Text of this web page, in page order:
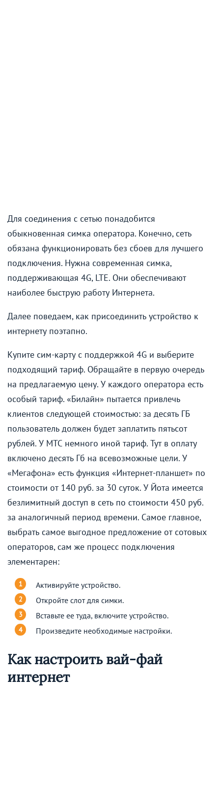
Для соединения с сетью понадобится
обыкновенная симка оператора. Конечно, сеть
обязана функционировать без сбоев для лучшего
подключения. Нужна современная симка,
поддерживающая 4G, LTE. Они обеспечивают
наиболее быструю работу Интернета.
Далее поведаем, как присоединить устройство к
интернету поэтапно.
Купите сим-карту с поддержкой 4G и выберите
подходящий тариф. Обращайте в первую очередь
на предлагаемую цену. У каждого оператора есть
особый тариф. «Билайн» пытается привлечь
клиентов следующей стоимостью: за десять ГБ
пользователь должен будет заплатить пятьсот
рублей. У МТС немного иной тариф. Тут в оплату
включено десять Гб на всевозможные цели. У
«Мегафона» есть функция «Интернет-планшет» по
стоимости от 140 руб. за 30 суток. У Йота имеется
безлимитный доступ в сеть по стоимости 450 руб.
за аналогичный период времени. Самое главное,
выбрать самое выгодное предложение от сотовых
операторов, сам же процесс подключения
элементарен:
Активируйте устройство.
Откройте слот для симки.
Вставьте ее туда, включите устройство.
Произведите необходимые настройки.
Как настроить вай-фай
интернет